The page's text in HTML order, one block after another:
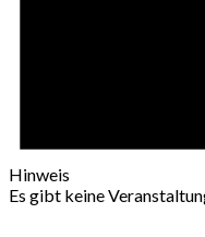
Hinweis
Es gibt keine